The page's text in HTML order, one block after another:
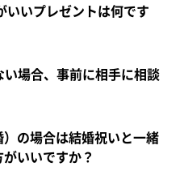
いいプレゼントは何です
場合、事前に相手に相談
の場合は結婚祝いと一緒
いいですか？